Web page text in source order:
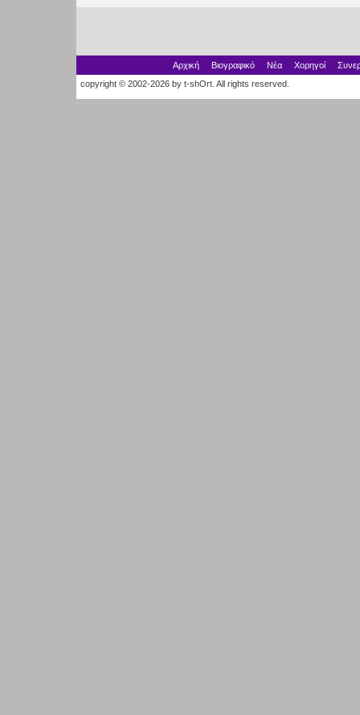
Αρχική Βιογραφικό Νέα Χορηγοί
copyright © 2002-2026 by t-shOrt. All rights reserved.